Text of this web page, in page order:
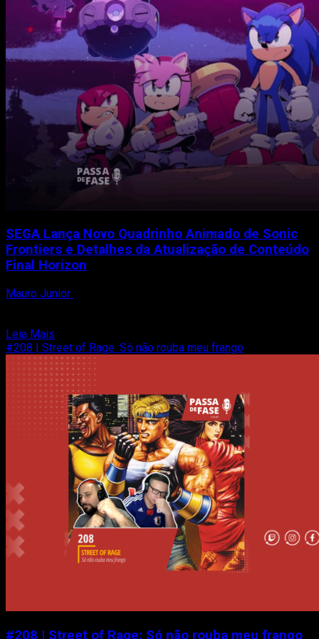
Quadrinhos
como
Prólogo
Sonic
Superstars
SEGA Lança Novo Quadrinho Animado de Sonic
Frontiers e Detalhes da Atualização de Conteúdo
Final Horizon
Mauro Junior
Leia Mais
more
about
SEGA
Lança
Novo
Quadrinho
Animado
Sonic
Frontiers
Detalhes
Atualização
Conteúdo
#208 | Street of Rage: Só não rouba meu frango
#208 | Street of Rage: Só não rouba meu frango